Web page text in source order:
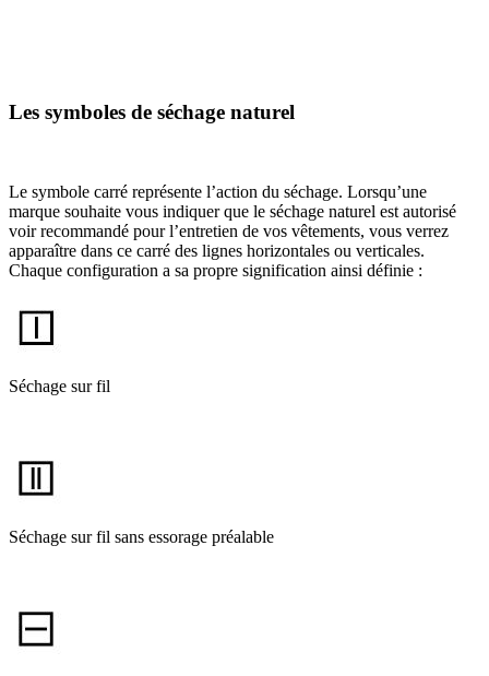
Les symboles de séchage naturel
Le symbole carré représente l’action du séchage. Lorsqu’une
marque souhaite vous indiquer que le séchage naturel est autorisé
voir recommandé pour l’entretien de vos vêtements, vous verrez
apparaître dans ce carré des lignes horizontales ou verticales.
Chaque configuration a sa propre signification ainsi définie :
Séchage sur fil
Séchage sur fil sans essorage préalable